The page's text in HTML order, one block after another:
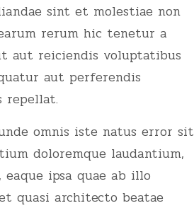
sint et molestiae non
rerum hic tenetur a
aut reiciendis voluptatibus
aut perferendis
repellat.
omnis iste natus error sit
doloremque laudantium,
ipsa quae ab illo
quasi architecto beatae